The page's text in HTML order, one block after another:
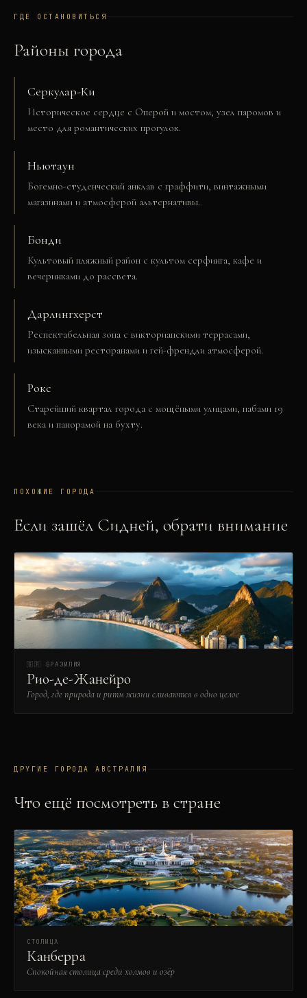
ГДЕ ОСТАНОВИТЬСЯ
Районы города
Серкулар-Ки
Историческое сердце с Оперой и мостом, узел паромов и
место для романтических прогулок.
Ньютаун
Богемно-студенческий анклав с граффити, винтажными
магазинами и атмосферой альтернативы.
Бонди
Культовый пляжный район с культом серфинга, кафе и
вечеринками до рассвета.
Дарлингхерст
Респектабельная зона с викторианскими террасами,
изысканными ресторанами и гей-френдли атмосферой.
Рокс
Старейший квартал города с мощёными улицами, пабами 19
века и панорамой на бухту.
ПОХОЖИЕ ГОРОДА
Если зашёл Сидней, обрати внимание
🇧🇷 БРАЗИЛИЯ
Рио-де-Жанейро
Город, где природа и ритм жизни сливаются в одно целое
ДРУГИЕ ГОРОДА АВСТРАЛИЯ
Что ещё посмотреть в стране
СТОЛИЦА
Канберра
Спокойная столица среди холмов и озёр